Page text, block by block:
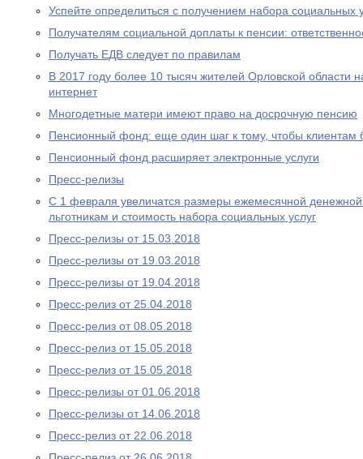
Успейте определиться с получением набора социальных
Получателям социальной доплаты к пенсии:
Получать ЕДВ следует по правилам
В 2017 году более 10 тысяч жителей Орловской области
интернет
Многодетные матери имеют право на досрочную пенсию
Пенсионный фонд: еще один шаг к тому, чтобы клиентам
Пенсионный фонд расширяет электронные услуги
Пресс-релизы
С 1 февраля увеличатся размеры ежемесячной
льготникам и стоимость набора социальных услуг
Пресс-релизы от 15.03.2018
Пресс-релизы от 19.03.2018
Пресс-релизы от 19.04.2018
Пресс-релиз от 25.04.2018
Пресс-релиз от 08.05.2018
Пресс-релиз от 15.05.2018
Пресс-релиз от 15.05.2018
Пресс-релизы от 01.06.2018
Пресс-релизы от 14.06.2018
Пресс-релиз от 22.06.2018